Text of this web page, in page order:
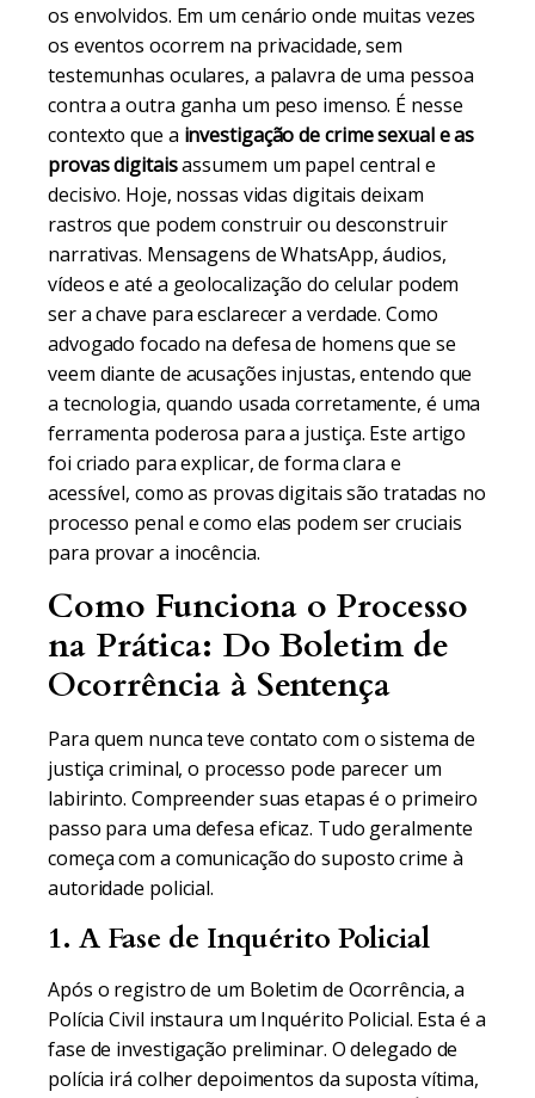
os envolvidos. Em um cenário onde muitas vezes
os eventos ocorrem na privacidade, sem
testemunhas oculares, a palavra de uma pessoa
contra a outra ganha um peso imenso. É nesse
contexto que a investigação de crime sexual e as
provas digitaisassumem um papel central e
decisivo. Hoje, nossas vidas digitais deixam
rastros que podem construir ou desconstruir
narrativas. Mensagens de WhatsApp, áudios,
vídeos e até a geolocalização do celular podem
ser a chave para esclarecer a verdade. Como
advogado focado na defesa de homens que se
veem diante de acusações injustas, entendo que
a tecnologia, quando usada corretamente, é uma
ferramenta poderosa para a justiça. Este artigo
foi criado para explicar, de forma clara e
acessível, como as provas digitais são tratadas no
processo penal e como elas podem ser cruciais
para provar a inocência.
Como Funciona o Processo
na Prática: Do Boletim de
Ocorrência à Sentença
Para quem nunca teve contato com o sistema de
justiça criminal, o processo pode parecer um
labirinto. Compreender suas etapas é o primeiro
passo para uma defesa eficaz. Tudo geralmente
começa com a comunicação do suposto crime à
autoridade policial.
1. A Fase de Inquérito Policial
Após o registro de um Boletim de Ocorrência, a
Polícia Civil instaura um Inquérito Policial. Esta é a
fase de investigação preliminar. O delegado de
polícia irá colher depoimentos da suposta vítima,